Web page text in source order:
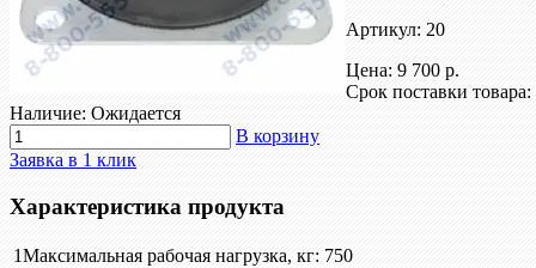
Артикул: 20
Цена: 9 700 р.
Срок поставки
Наличие: Ожидается
В корзину
Заявка в 1 клик
Характеристика продукта
1Максимальная рабочая нагрузка, кг: 750